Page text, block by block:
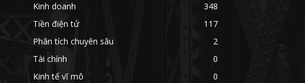
Kinh doanh
348
Tiền điện tử
117
Phân tích chuyên sâu
2
Tài chính
0
Kinh tế vĩ mô
0